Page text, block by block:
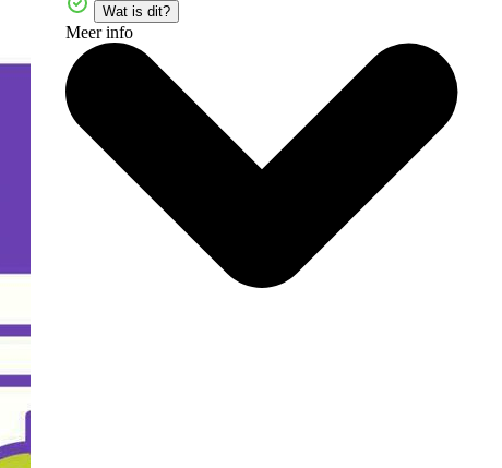
Wat is dit?
Meer info